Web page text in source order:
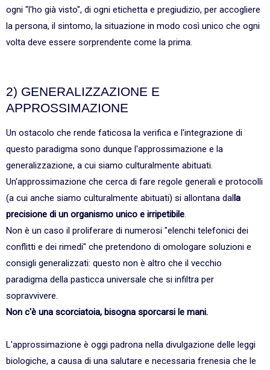
ogni "l'ho già visto", di ogni etichetta e pregiudizio, per accogliere
la persona, il sintomo, la situazione in modo così unico che ogni
volta deve essere sorprendente come la prima.
2) GENERALIZZAZIONE E
APPROSSIMAZIONE
Un ostacolo che rende faticosa la verifica e l'integrazione di
questo paradigma sono dunque l'approssimazione e la
generalizzazione, a cui siamo culturalmente abituati.
Un'approssimazione che cerca di fare regole generali e protocolli
(a cui anche siamo culturalmente abituati) si allontana dal la
precisione di un organismo unico e irripetibile.
Non è un caso il proliferare di numerosi "elenchi telefonici dei
conflitti e dei rimedi" che pretendono di omologare soluzioni e
consigli generalizzati: questo non è altro che il vecchio
paradigma della pasticca universale che si infiltra per
sopravvivere.
Non c'è una scorciatoia, bisogna sporcarsi le mani.
L'approssimazione è oggi padrona nella divulgazione delle leggi
biologiche, a causa di una salutare e necessaria frenesia che le